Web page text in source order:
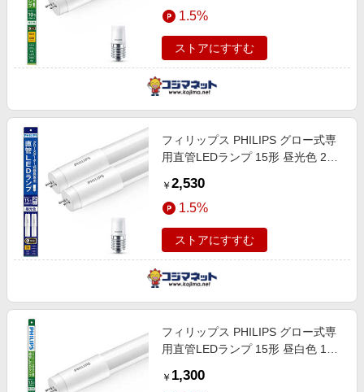
1.5%
ストアにすすむ
フィリップス PHILIPS グロー式専
用直管LEDランプ 15形 昼光色 2本
￥ 2,530
1.5%
ストアにすすむ
フィリップス PHILIPS グロー式専
用直管LEDランプ 15形 昼白色 1本
￥ 1,300